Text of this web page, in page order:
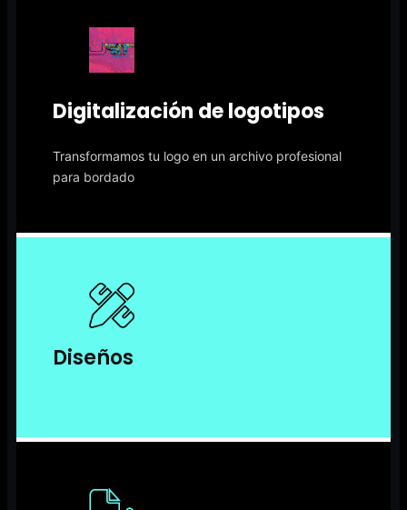
Digitalización de logotipos
Transformamos tu logo en un archivo profesional
para bordado
Diseños